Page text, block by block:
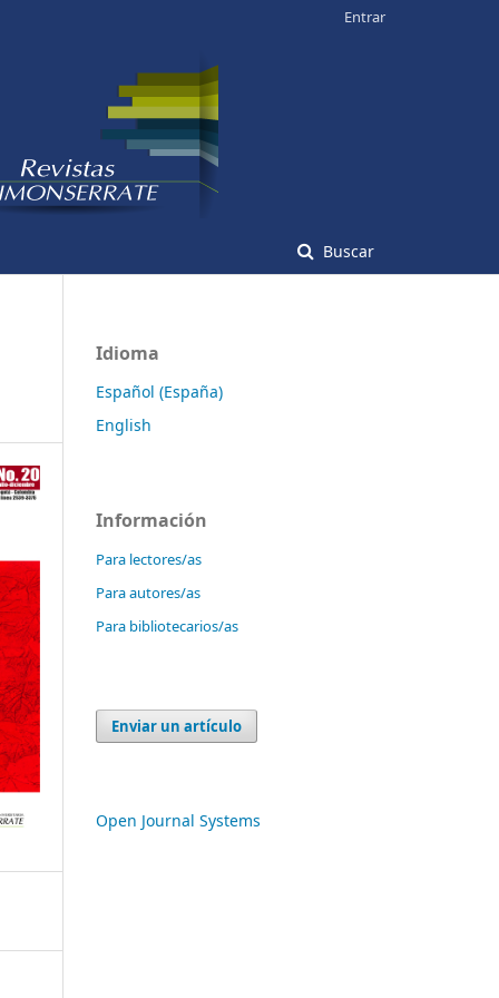
Buscar
Entrar
Idioma
Español (España)
English
Información
Para lectores/as
Para autores/as
Para bibliotecarios/as
Enviar un artículo
Open Journal Systems